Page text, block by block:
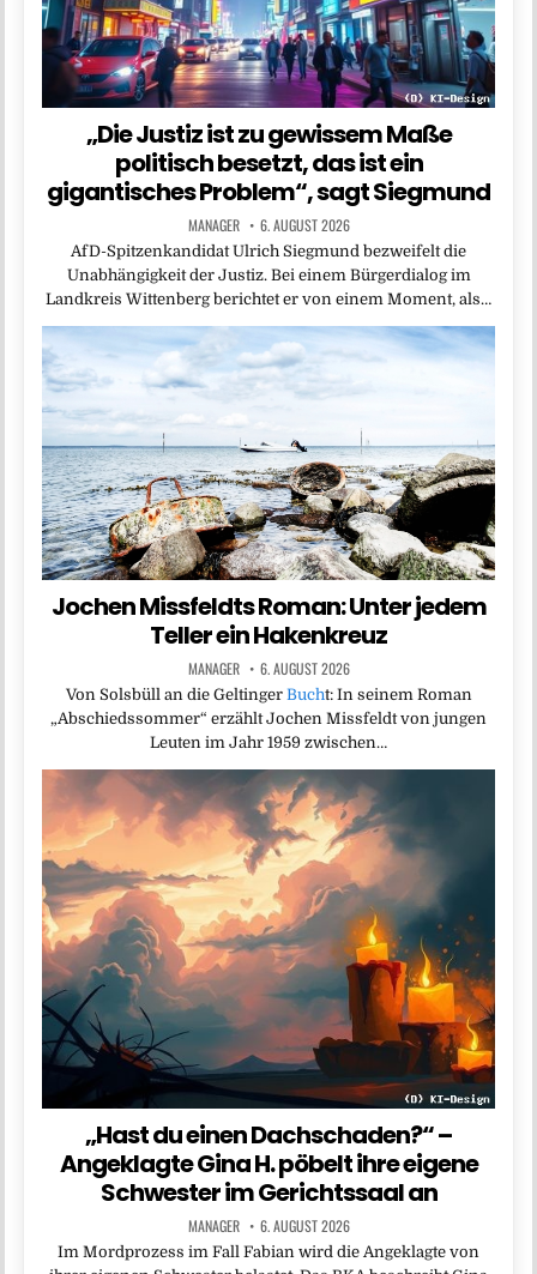
„Die Justiz ist zu gewissem Maße
politisch besetzt, das ist ein
gigantisches Problem“, sagt Siegmund
MANAGER 6. AUGUST 2026
AfD-Spitzenkandidat Ulrich Siegmund bezweifelt die
Unabhängigkeit der Justiz. Bei einem Bürgerdialog im
Landkreis Wittenberg berichtet er von einem Moment, als…
Jochen Missfeldts Roman: Unter jedem
Teller ein Hakenkreuz
MANAGER 6. AUGUST 2026
Von Solsbüll an die Geltinger Bucht: In seinem Roman
„Abschiedssommer“ erzählt Jochen Missfeldt von jungen
Leuten im Jahr 1959 zwischen…
„Hast du einen Dachschaden?“ –
Angeklagte Gina H. pöbelt ihre eigene
Schwester im Gerichtssaal an
MANAGER 6. AUGUST 2026
Im Mordprozess im Fall Fabian wird die Angeklagte von